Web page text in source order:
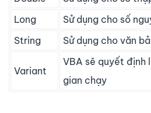
Long
Sử dụng cho số
String
Sử dụng cho văn
Variant
VBA sẽ quyết định
gian chạy